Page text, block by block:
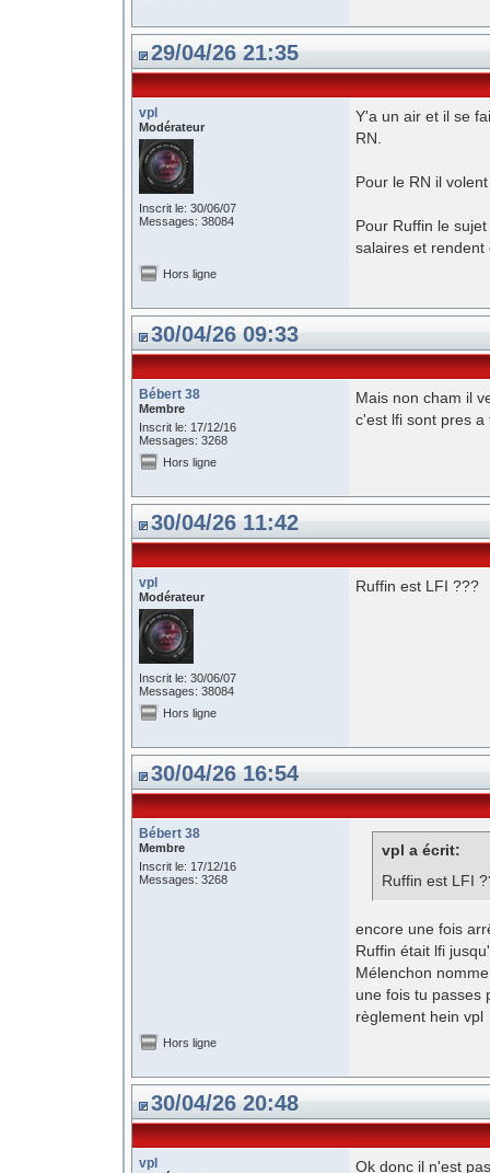
29/04/26 21:35
vpl
Modérateur
Inscrit le: 30/06/07
Messages: 38084
Y'a un air et il se
RN.
Pour le RN il
Pour Ruffin le
salaires et
Hors ligne
30/04/26 09:33
Bébert 38
Membre
Inscrit le: 17/12/16
Messages: 3268
Mais non cham il
c'est lfi sont pres
Hors ligne
30/04/26 11:42
vpl
Modérateur
Inscrit le: 30/06/07
Messages: 38084
Ruffin est LFI ???
Hors ligne
30/04/26 16:54
Bébert 38
Membre
Inscrit le: 17/12/16
Messages: 3268
vpl a écrit:
Ruffin est LFI
encore une fois
Ruffin était lfi
Mélenchon
une fois tu passes
règlement hein vpl
Hors ligne
30/04/26 20:48
vpl Ok donc il n'est